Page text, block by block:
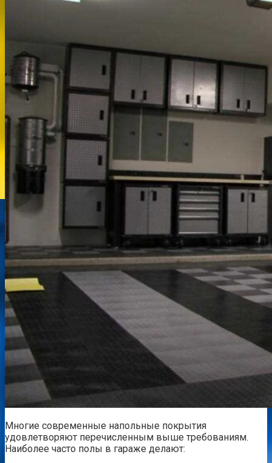
Многие современные напольные покрытия
удовлетворяют перечисленным выше требованиям.
Наиболее часто полы в гараже делают: